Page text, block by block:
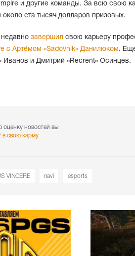
и другие команды. За всю свою
ста тысяч долларов призовых.
завершил свою карьеру
с Артёмом «Sadovnik» Данилюком.
Иванов и Дмитрий «Recrent» Осинцев.
оценку новостей вы
в свою карму
VINCERE navi esports